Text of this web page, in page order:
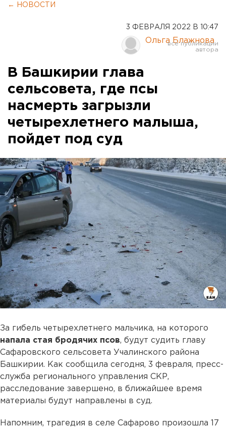
← НОВОСТИ
3 ФЕВРАЛЯ 2022 В 10:47
Ольга Блажнова
В Башкирии глава
сельсовета, где псы
насмерть загрызли
четырехлетнего малыша,
пойдет под суд
За гибель четырехлетнего мальчика, на которого
напала стая бродячих псов, будут судить главу
Сафаровского сельсовета Учалинского района
Башкирии. Как сообщила сегодня, 3 февраля, пресс-
служба регионального управления СКР,
расследование завершено, в ближайшее время
материалы будут направлены в суд.
Напомним, трагедия в селе Сафарово произошла 17